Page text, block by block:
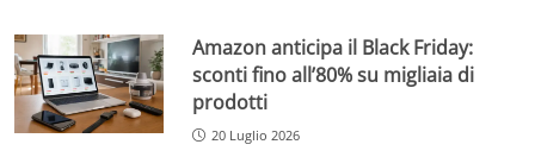
Amazon anticipa il Black Friday:
sconti fino all’80% su migliaia di
prodotti
20 Luglio 2026